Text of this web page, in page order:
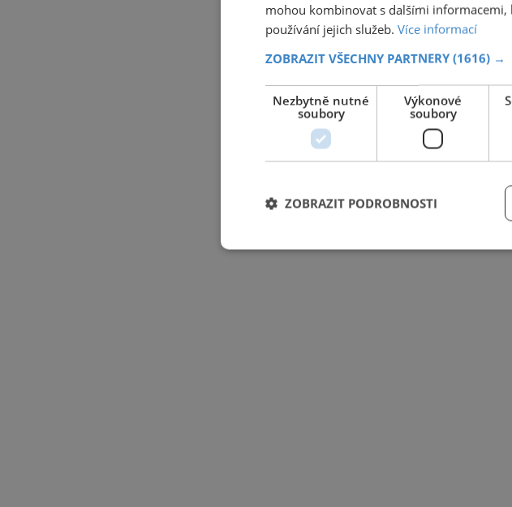
mohou kombinovat s dalšími
používání jejich služeb. Více informací
ZOBRAZIT VŠECHNY PARTNERY (1616) →
Nezbytně nutné
soubory
Výkonové
soubory
ZOBRAZIT PODROBNOSTI